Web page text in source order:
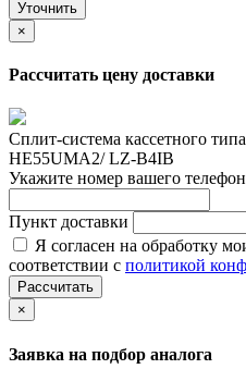
Уточнить
×
Рассчитать цену доставки
Сплит-система кассетного
HE55UMA2/ LZ-B4IB
Укажите номер вашего
Пункт доставки
Я согласен на обработку
соответствии с политикой
Рассчитать
×
Заявка на подбор аналога